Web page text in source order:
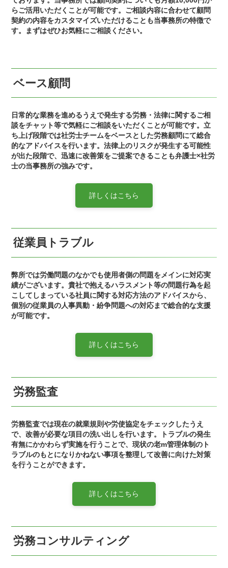
らご活用いただくことが可能です。ご相談内容に合わせて顧問
契約の内容をカスタマイズいただけることも当事務所の特徴で
す。まずはぜひお気軽にご相談ください。
ベース顧問
日常的な業務を進めるうえで発生する労務・法律に関するご相
談をチャット等で気軽にご相談をいただくことが可能です。立
ち上げ段階では社労士チームをベースとした労務顧問にて総合
的なアドバイスを行います。法律上のリスクが発生する可能性
が出た段階で、迅速に改善策をご提案できることも弁護士×社労
士の当事務所の強みです。
詳しくはこちら
従業員トラブル
弊所では労働問題のなかでも使用者側の問題をメインに対応実
績がございます。貴社で抱えるハラスメント等の問題行為を起
こしてしまっている社員に関する対応方法のアドバイスから、
個別の従業員の人事異動・紛争問題への対応まで総合的な支援
が可能です。
詳しくはこちら
労務監査
労務監査では現在の就業規則や労使協定をチェックしたうえ
で、改善が必要な項目の洗い出しを行います。トラブルの発生
有無にかかわらず実施を行うことで、現状の老m管理体制のト
ラブルのもとになりかねない事項を整理して改善に向けた対策
を行うことができます。
詳しくはこちら
労務コンサルティング